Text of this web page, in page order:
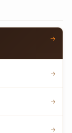
→
→
→
→